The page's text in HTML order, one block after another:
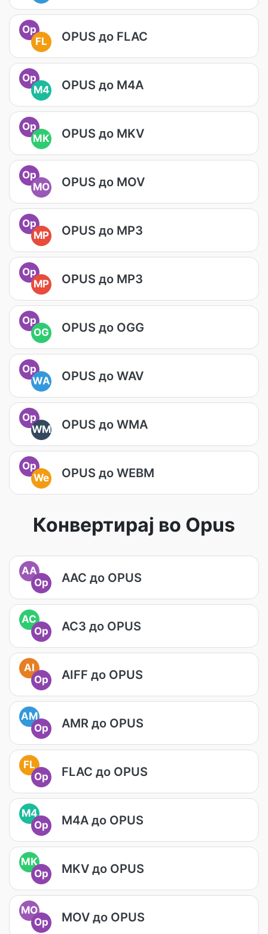
Op
FL
OPUS до FLAC
Op
M4
OPUS до M4A
Op
MK
OPUS до MKV
Op
MO
OPUS до MOV
Op
MP
OPUS до MP3
Op
MP
OPUS до MP3
Op
OG
OPUS до OGG
Op
WA
OPUS до WAV
Op
WM
OPUS до WMA
Op
We
OPUS до WEBM
Конвертирај во Opus
AA
Op
AAC до OPUS
AC
Op
AC3 до OPUS
AI
Op
AIFF до OPUS
AM
Op
AMR до OPUS
FL
Op
FLAC до OPUS
M4
Op
M4A до OPUS
MK
Op
MKV до OPUS
MO
Op
MOV до OPUS